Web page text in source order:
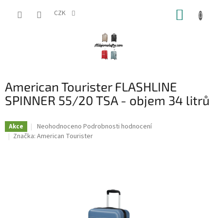
CZK
American Tourister FLASHLINE
SPINNER 55/20 TSA - objem 34 litrů
Akce
Průměrné
hodnocení
Neohodnoceno Podrobnosti hodnocení
Značka: American Tourister